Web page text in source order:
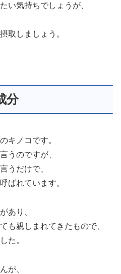
い気持ちでしょうが、
取しましょう。
分
キノコです。
うのですが、
うだけで、
ばれています。
あり、
も親しまれてきたもので、
た。
が、